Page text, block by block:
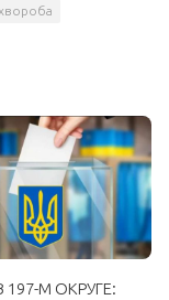
хвороба
М ОКРУГЕ: